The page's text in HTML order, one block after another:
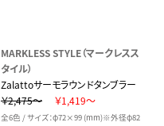
MARKLESS STYLE（マークレスス
タイル）
Zalattoサーモラウンドタンブラー
￥2,475～
￥1,419～
全6色 / サイズ：φ72×99 (mm)※外径φ82